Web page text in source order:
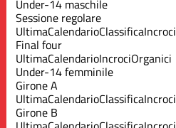
Under-14 maschile
Sessione regolare
UltimaCalendarioClassificaIncroci
Final four
UltimaCalendarioIncrociOrganici
Under-14 femminile
Girone A
UltimaCalendarioClassificaIncroci
Girone B